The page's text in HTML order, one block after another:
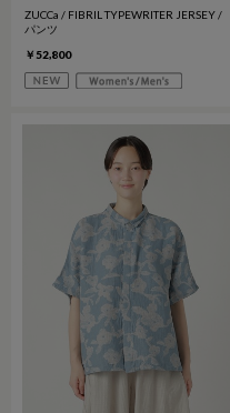
ZUCCa / FIBRIL TYPEWRITER JERSEY /
パンツ
￥52,800